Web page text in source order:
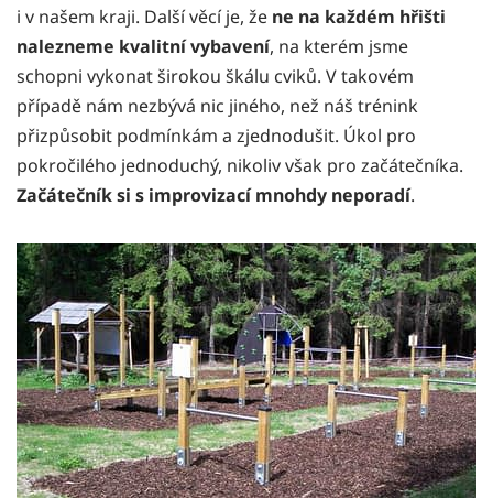
i v našem kraji. Další věcí je, že ne na každém hřišti
nalezneme kvalitní vybavení, na kterém jsme
schopni vykonat širokou škálu cviků. V takovém
případě nám nezbývá nic jiného, než náš trénink
přizpůsobit podmínkám a zjednodušit. Úkol pro
pokročilého jednoduchý, nikoliv však pro začátečníka.
Začátečník si s improvizací mnohdy neporadí.